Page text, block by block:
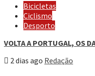
Bicicletas
Ciclismo
Desporto
VOLTA A PORTUGAL, OS
2 dias ago Redação